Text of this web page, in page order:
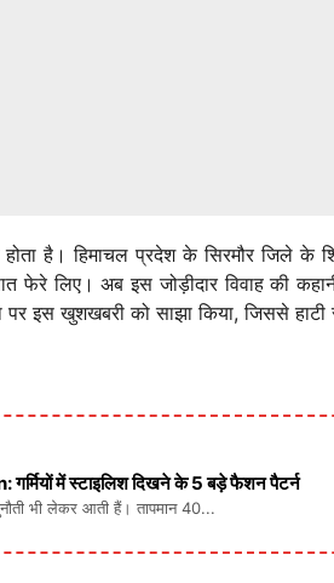
रंग होता है। हिमाचल प्रदेश के सिरमौर
फेरे लिए। अब इस जोड़ीदार विवाह की
इस खुशखबरी को साझा किया, जिससे हाटी
में स्टाइलिश दिखने के 5 बड़े फैशन पैटर्न
भी लेकर आती हैं। तापमान 40...